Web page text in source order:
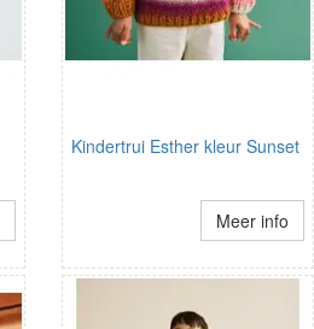
Kindertrui Esther kleur Sunset
Meer info